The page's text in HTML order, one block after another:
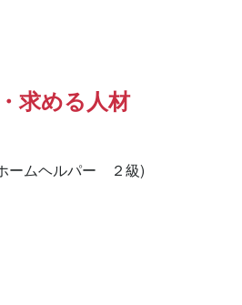
求める人材
ームヘルパー　２級)